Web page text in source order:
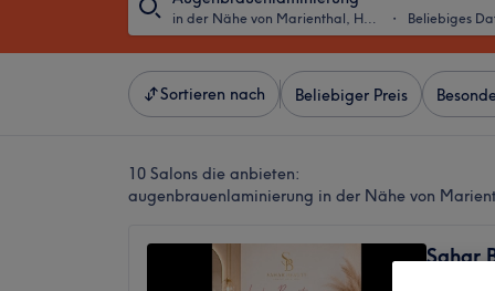
in der Nähe von Marienthal, Hamburg ・ Beliebiges
Sortieren nach Beliebiger Preis
10 Salons die anbieten:
augenbrauenlaminierung in der Nähe von
Sahar